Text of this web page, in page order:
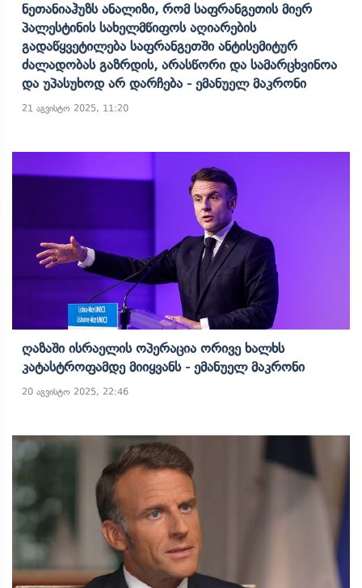
Ნეთანიაჰუზს Ანალიზი, Რომ Საფრანგეთის Მიერ
Პალესტინის Სახელმწიფოს Აღიარების
Გადაწყვეტილება Საფრანგეთში Ანტისემიტურ
Ძალადობას Გაზრდის, Არასწორი Და Სამარცხვინოა
Და Უპასუხოდ Არ Დარჩება - Ემანუელ Მაკრონი
21 აგვისტო 2025, 11:20
Ღაზაში Ისრაელის Ოპერაცია Ორივე Ხალხს
Კატასტროფამდე Მიიყვანს - Ემანუელ Მაკრონი
20 აგვისტო 2025, 22:46